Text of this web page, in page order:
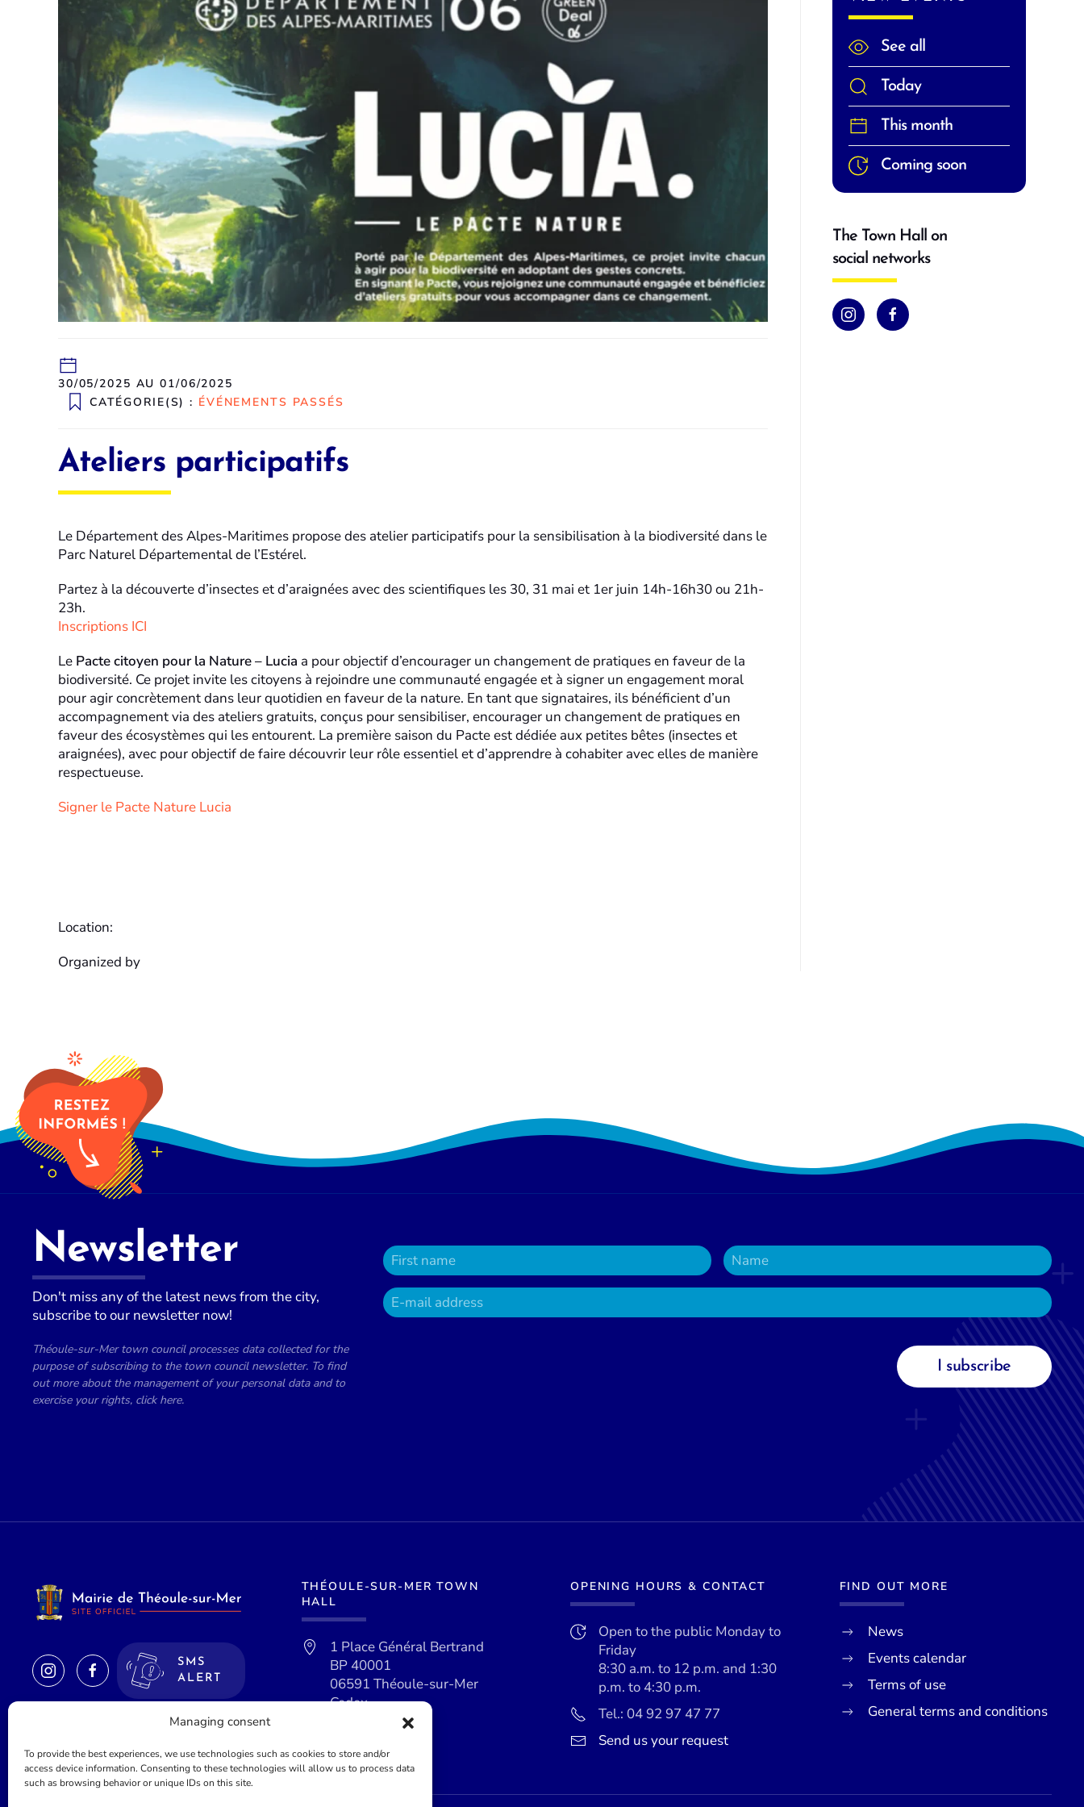
Managing consent
To provide the best experiences, we use technologies such as cookies to store and/or
access device information. Consenting to these technologies will allow us to process data
such as browsing behavior or unique IDs on this site.
30/05/2025 AU 01/06/2025
CATÉGORIE(S) : ÉVÉNEMENTS PASSÉS
Ateliers participatifs
Le Département des Alpes-Maritimes propose des atelier participatifs pour la sensibilisation à la biodiversité dans le
Parc Naturel Départemental de l’Estérel.
Partez à la découverte d’insectes et d’araignées avec des scientifiques les 30, 31 mai et 1er juin 14h-16h30 ou 21h-
23h.
Inscriptions ICI
Le Pacte citoyen pour la Nature – Lucia a pour objectif d’encourager un changement de pratiques en faveur de la
biodiversité. Ce projet invite les citoyens à rejoindre une communauté engagée et à signer un engagement moral
pour agir concrètement dans leur quotidien en faveur de la nature. En tant que signataires, ils bénéficient d’un
accompagnement via des ateliers gratuits, conçus pour sensibiliser, encourager un changement de pratiques en
faveur des écosystèmes qui les entourent. La première saison du Pacte est dédiée aux petites bêtes (insectes et
araignées), avec pour objectif de faire découvrir leur rôle essentiel et d’apprendre à cohabiter avec elles de manière
respectueuse.
Signer le Pacte Nature Lucia
Location:
Organized by
See all
Today
This month
Coming soon
The Town Hall on
social networks
Newsletter
Don't miss any of the latest news from the city,
subscribe to our newsletter now!
Théoule-sur-Mer town council processes data collected for the
purpose of subscribing to the town council newsletter. To find
out more about the management of your personal data and to
exercise your rights, click here.
I subscribe
SMS
ALERT
THÉOULE-SUR-MER TOWN
HALL
1 Place Général Bertrand
BP 40001
06591 Théoule-sur-Mer
Cedex
OPENING HOURS & CONTACT
Open to the public Monday to
Friday
8:30 a.m. to 12 p.m. and 1:30
p.m. to 4:30 p.m.
Tel.: 04 92 97 47 77
Send us your request
FIND OUT MORE
News
Events calendar
Terms of use
General terms and conditions